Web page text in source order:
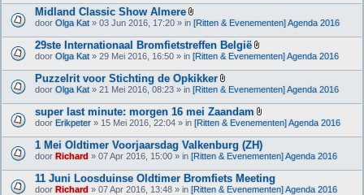
Midland Classic Show Almere
B
i
j
l
a
g
e
(
)
door Olga Kat » 03 Jun 2016, 17:20 » in [Ritten & Evenementen] Agenda 2016
29ste Internationaal Bromfietstreffen België
B
j
a
g
e
(
)
door Olga Kat » 29 Mei 2016, 16:50 » in [Ritten & Evenementen] Agenda 2016
Puzzelrit voor Stichting de Opkikker
B
j
l
a
g
e
(
)
door Olga Kat » 21 Mei 2016, 08:23 » in [Ritten & Evenementen] Agenda 2016
super last minute: morgen 16 mei Zaandam
B
j
a
g
e
(
door Erikpeter » 15 Mei 2016, 22:04 » in [Ritten & Evenementen] Agenda 2016
1 Mei Oldtimer Voorjaarsdag Valkenburg (ZH)
door Richard » 07 Apr 2016, 15:00 » in [Ritten & Evenementen] Agenda 2016
11 Juni Loosduinse Oldtimer Bromfiets Meeting
door Richard » 07 Apr 2016, 13:48 » in [Ritten & Evenementen] Agenda 2016